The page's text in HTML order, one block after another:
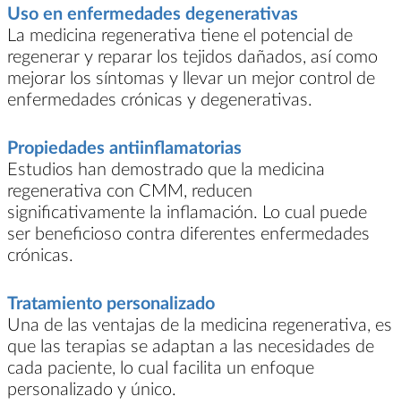
Uso en enfermedades degenerativas
La medicina regenerativa tiene el potencial de
regenerar y reparar los tejidos dañados, así como
mejorar los síntomas y llevar un mejor control de
enfermedades crónicas y degenerativas.
Propiedades antiinflamatorias
Estudios han demostrado que la medicina
regenerativa con CMM, reducen
significativamente la inflamación. Lo cual puede
ser beneficioso contra diferentes enfermedades
crónicas.
Tratamiento personalizado
Una de las ventajas de la medicina regenerativa, es
que las terapias se adaptan a las necesidades de
cada paciente, lo cual facilita un enfoque
personalizado y único.